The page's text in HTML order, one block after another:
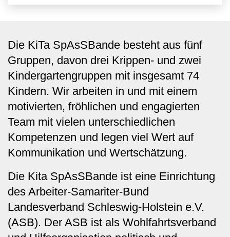
Die KiTa SpAsSBande besteht aus fünf
Gruppen, davon drei Krippen- und zwei
Kindergartengruppen mit insgesamt 74
Kindern. Wir arbeiten in und mit einem
motivierten, fröhlichen und engagierten
Team mit vielen unterschiedlichen
Kompetenzen und legen viel Wert auf
Kommunikation und Wertschätzung.
Die Kita SpAsSBande ist eine Einrichtung
des Arbeiter-Samariter-Bund
Landesverband Schleswig-Holstein e.V.
(ASB). Der ASB ist als Wohlfahrtsverband